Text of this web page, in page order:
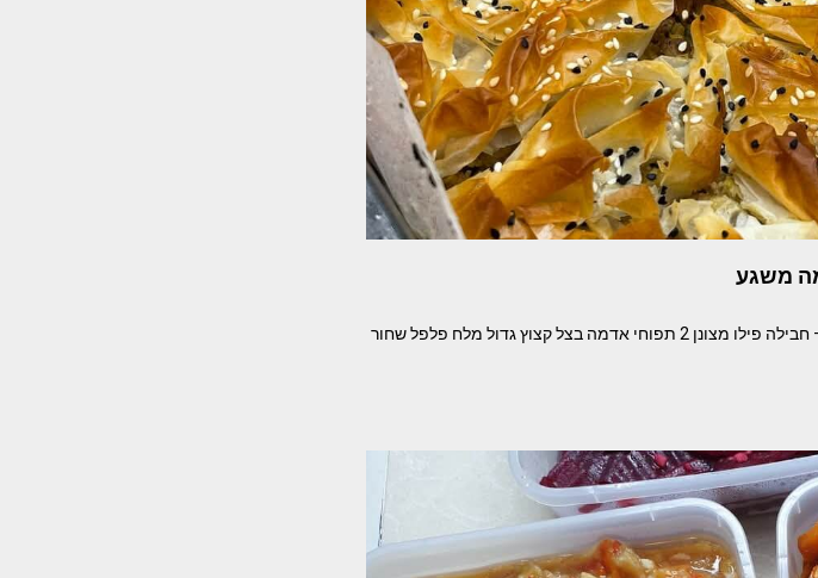
משגע
מאפה פילו פאי רועים משגע מאת – מלי מאירוב המרכיבים – חבילה פילו מצונן 2 תפוחי אדמה בצל קצוץ גדול מלח פלפל שחור